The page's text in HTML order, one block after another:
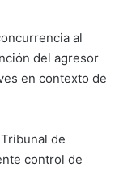
al
del agresor
en contexto de
de
control de